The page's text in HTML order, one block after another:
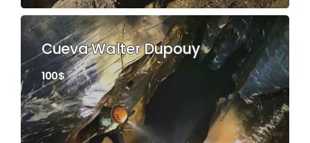
Cueva Walter Dupouy
100$